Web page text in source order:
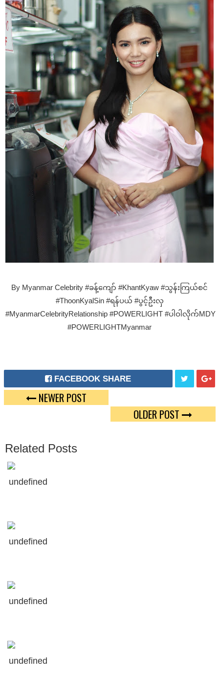
By Myanmar Celebrity #ခန့်ကျော် #KhantKyaw #သွန်းကြယ်စင်
#ThoonKyalSin #ရန်ပယ် #ပွင့်ဦးလှ
#MyanmarCelebrityRelationship #POWERLIGHT #ပါဝါလိုက်MDY
#POWERLIGHTMyanmar
FACEBOOK SHARE
W
NEWER POST
OLDER POST
Related Posts
undefined
undefined
undefined
undefined